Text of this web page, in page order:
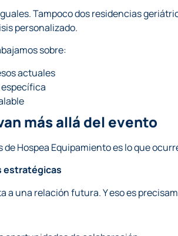
Tampoco dos residencias
personalizado.
sobre:
actuales
más allá del evento
de Hospea Equipamiento es lo que
estratégicas
a una relación futura. Y eso es